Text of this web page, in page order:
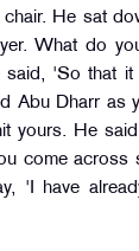
chair. He sat
What do
said, 'So that
Abu Dharr as
yours. He
come across
'I have